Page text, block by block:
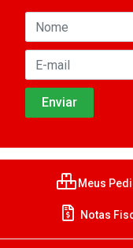
Meus
Notas